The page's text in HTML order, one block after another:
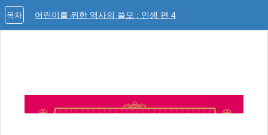
어린이를 위한 역사의 쓸모 : 인생 편 4
목차